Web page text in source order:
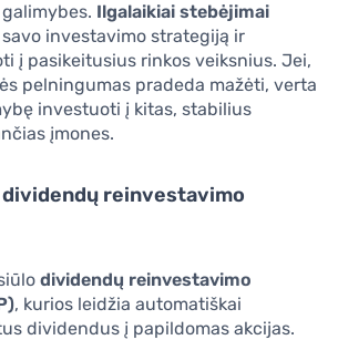
Ilgalaikiai stebėjimai
investavimo strategiją ir
į pasikeitusius rinkos veiksnius. Jei,
pelningumas pradeda mažėti, verta
investuoti į kitas, stabilius
įmones.
reinvestavimo
dividendų reinvestavimo
, kurios leidžia automatiškai
dividendus į papildomas akcijas.